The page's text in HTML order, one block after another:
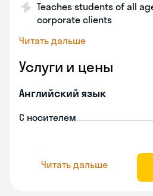
Teaches students of all
corporate clients
Читать дальше
Услуги и цены
Английский язык
С носителем
Читать дальше